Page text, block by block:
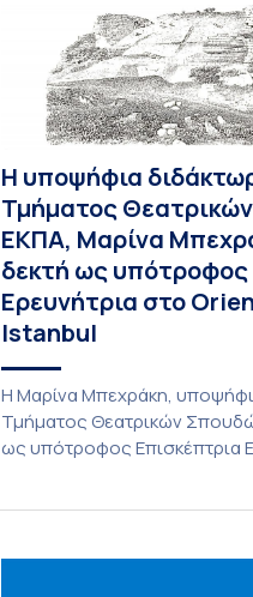
Η υποψήφια
Τμήματος
ΕΚΠΑ, Μαρίνα
δεκτή ως υπότροφος
Ερευνήτρια στο
Istanbul
Η Μαρίνα Μπεχράκη,
Τμήματος Θεατρικών
ως υπότροφος Επισκέπτρια
διδακτορική της διατριβή, η